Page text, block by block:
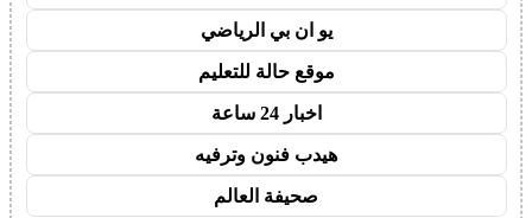
يو ان بي الرياضي
موقع حالة للتعليم
اخبار 24 ساعة
هيدب فنون وترفيه
صحيفة العالم